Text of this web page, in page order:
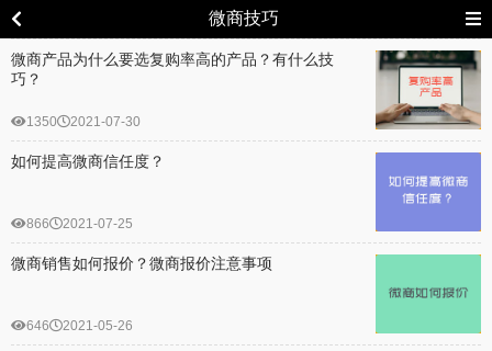
微商技巧
微商产品为什么要选复购率高的产品？有什么技
巧？
1350 2021-07-30
如何提高微商信任度？
866 2021-07-25
微商销售如何报价？微商报价注意事项
646 2021-05-26